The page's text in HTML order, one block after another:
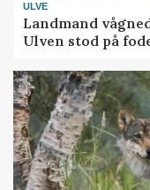
ULVE
Landmand
Ulven stod på